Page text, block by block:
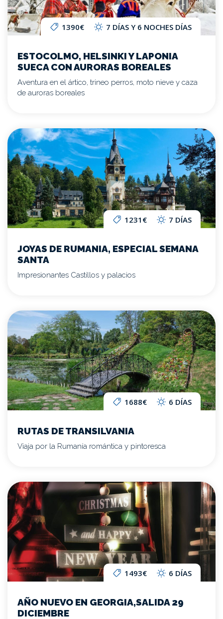
1390€ 7 DÍAS Y 6 NOCHES DÍAS
ESTOCOLMO, HELSINKI Y LAPONIA
SUECA CON AURORAS BOREALES
Aventura en el ártico, trineo perros, moto nieve y caza
de auroras boreales
1231€ 7 DÍAS
JOYAS DE RUMANIA, ESPECIAL SEMANA
SANTA
Impresionantes Castillos y palacios
1688€ 6 DÍAS
RUTAS DE TRANSILVANIA
Viaja por la Rumanía romántica y pintoresca
1493€ 6 DÍAS
AÑO NUEVO EN GEORGIA,SALIDA 29
DICIEMBRE